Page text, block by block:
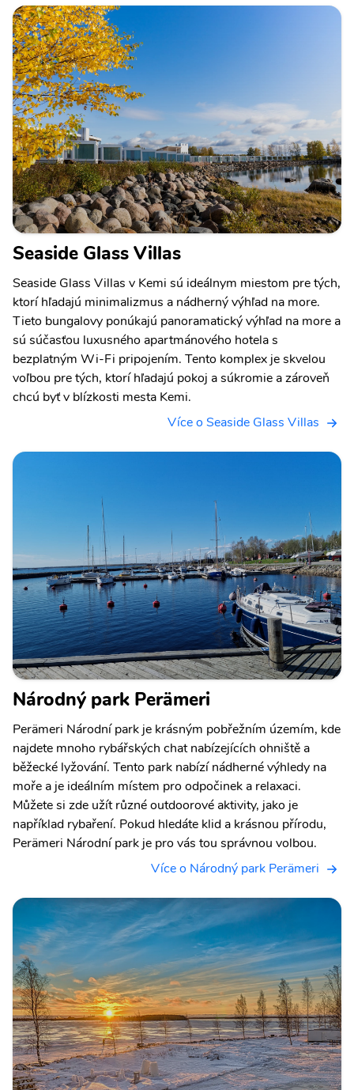
Seaside Glass Villas
Seaside Glass Villas v Kemi sú ideálnym miestom pre tých,
ktorí hľadajú minimalizmus a nádherný výhľad na more.
Tieto bungalovy ponúkajú panoramatický výhľad na more a
sú súčasťou luxusného apartmánového hotela s
bezplatným Wi-Fi pripojením. Tento komplex je skvelou
voľbou pre tých, ktorí hľadajú pokoj a súkromie a zároveň
chcú byť v blízkosti mesta Kemi.
Více o Seaside Glass Villas
Národný park Perämeri
Perämeri Národní park je krásným pobřežním územím, kde
najdete mnoho rybářských chat nabízejících ohniště a
běžecké lyžování. Tento park nabízí nádherné výhledy na
moře a je ideálním místem pro odpočinek a relaxaci.
Můžete si zde užít různé outdoorové aktivity, jako je
například rybaření. Pokud hledáte klid a krásnou přírodu,
Perämeri Národní park je pro vás tou správnou volbou.
Více o Národný park Perämeri